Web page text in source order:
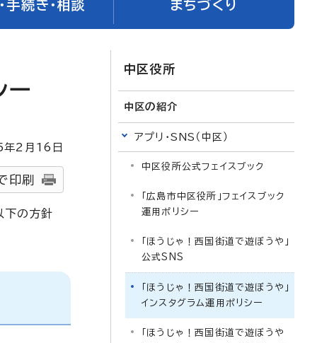
手続き・相談 まちづくり
ー
年2月 16 日
印刷
下の方針
中区役所
中区の紹介
アプリ・SNS（中区）
中区役所公式フェイスブック
「広島市中区役所」フェイスブック
運用ポリシー
「ほうじゃ！西国街道で遊ぼうや」
公式SNS
「ほうじゃ！西国街道で遊ぼうや」
インスタグラム運用ポリシー
「ほうじゃ！西国街道で遊ぼうや